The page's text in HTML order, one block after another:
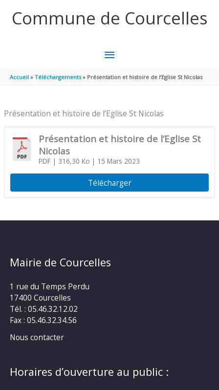
Commune de Courcelles
MENU
PRINCIPAL
Accueil Téléchargements Présentation et histoire de l’Eglise St Nicolas
Présentation et histoire de l’Eglise St Nicolas
Présentation et histoire de l’Eglise St
Nicolas
PDF| 316,30 Ko | 15 Mars 2023
Télécharger
Mairie de Courcelles
1 rue du Temps Perdu
17400 Courcelles
Tél. : 05.46.32.12.02
Fax : 05.46.32.34.56
Nous contacter
Horaires d’ouverture au public :